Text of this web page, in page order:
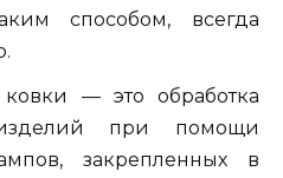
способом, всегда
— это обработка
изделий при помощи
закрепленных в